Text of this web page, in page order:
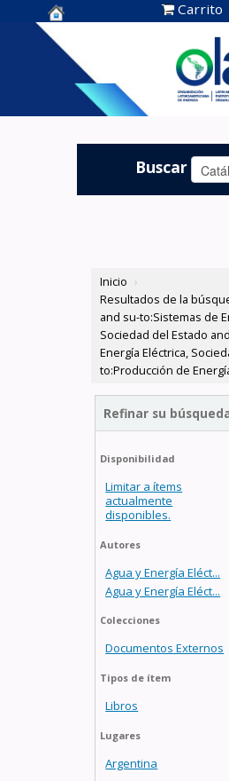
Centro de
Documentación
OLADE -
Carrito
Buscar
Inicio ›
Resultados de la
and su-to:Sistemas de
Sociedad del Estado
Energía Eléctrica,
to:Producción de
Refinar su
Disponibilidad
Limitar a ítems
actualmente
disponibles.
Autores
Agua y Energía Eléct...
Agua y Energía Eléct...
Colecciones
Documentos Externos
Tipos de ítem
Libros
Lugares
Argentina